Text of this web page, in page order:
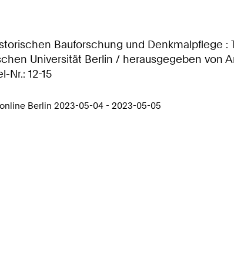
Bauforschung und Denkmalpflege :
Universität Berlin / herausgegeben von
Nr.: 12-15
Berlin 2023-05-04 - 2023-05-05